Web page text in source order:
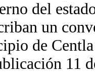
del
un
de
11